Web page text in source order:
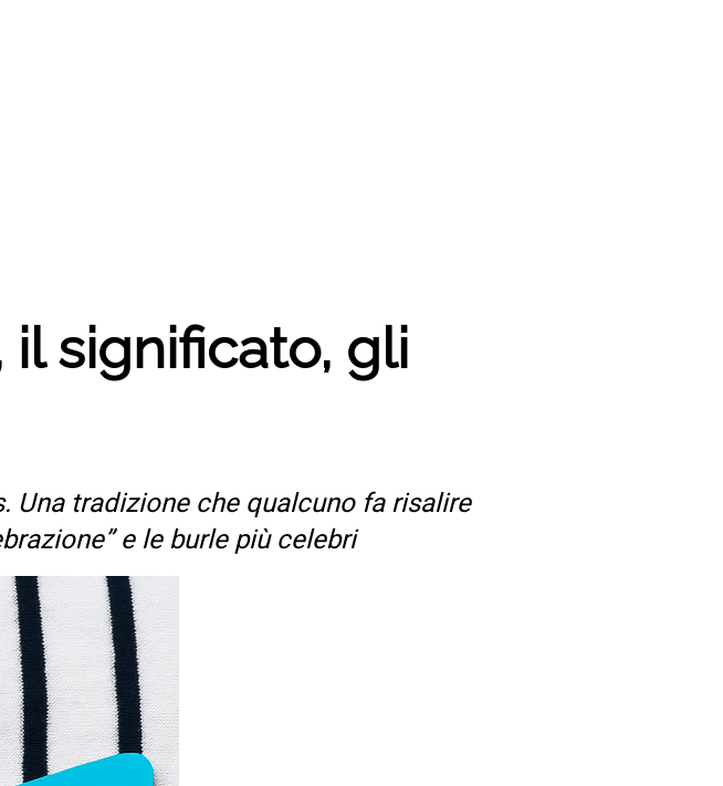
il significato, gli
Una tradizione che qualcuno fa risalire
e le burle più celebri